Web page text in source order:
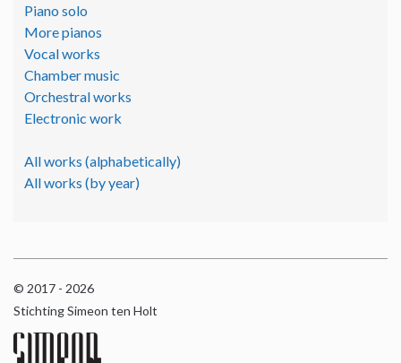
Piano solo
More pianos
Vocal works
Chamber music
Orchestral works
Electronic work
All works (alphabetically)
All works (by year)
© 2017 - 2026
Stichting Simeon ten Holt